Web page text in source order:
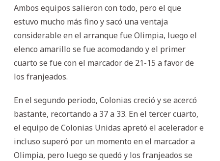
Ambos equipos salieron con todo, pero el que
estuvo mucho más fino y sacó una ventaja
considerable en el arranque fue Olimpia, luego el
elenco amarillo se fue acomodando y el primer
cuarto se fue con el marcador de 21-15 a favor de
los franjeados.
En el segundo periodo, Colonias creció y se acercó
bastante, recortando a 37 a 33. En el tercer cuarto,
el equipo de Colonias Unidas apretó el acelerador e
incluso superó por un momento en el marcador a
Olimpia, pero luego se quedó y los franjeados se